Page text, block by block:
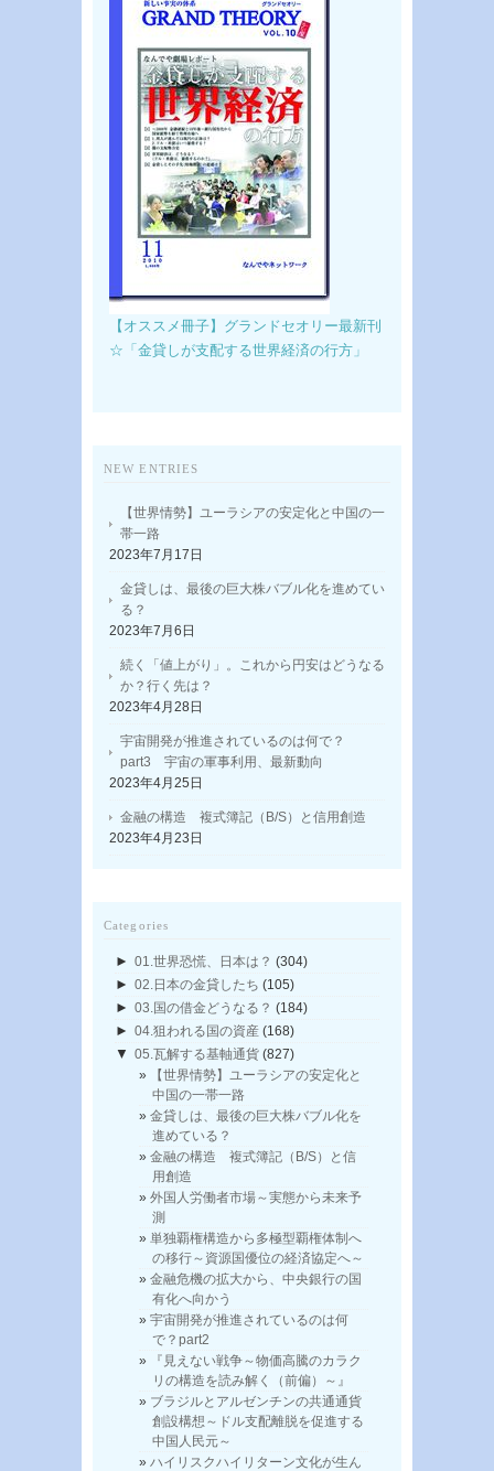
【オススメ冊子】グランドセオリー最新刊
☆「金貸しが支配する世界経済の行方」
NEW ENTRIES
【世界情勢】ユーラシアの安定化と中国の一
帯一路
2023年7月17日
金貸しは、最後の巨大株バブル化を進めてい
る？
2023年7月6日
続く「値上がり」。これから円安はどうなる
か？行く先は？
2023年4月28日
宇宙開発が推進されているのは何で？
part3 宇宙の軍事利用、最新動向
2023年4月25日
金融の構造 複式簿記（B/S）と信用創造
2023年4月23日
Categories
► 01.世界恐慌、日本は？ (304)
► 02.日本の金貸したち (105)
► 03.国の借金どうなる？ (184)
► 04.狙われる国の資産 (168)
▼ 05.瓦解する基軸通貨 (827)
【世界情勢】ユーラシアの安定化と
中国の一帯一路
金貸しは、最後の巨大株バブル化を
進めている？
金融の構造 複式簿記（B/S）と信
用創造
外国人労働者市場～実態から未来予
測
単独覇権構造から多極型覇権体制へ
の移行～資源国優位の経済協定へ～
金融危機の拡大から、中央銀行の国
有化へ向かう
宇宙開発が推進されているのは何
で？part2
『見えない戦争～物価高騰のカラク
リの構造を読み解く（前偏）～』
ブラジルとアルゼンチンの共通通貨
創設構想～ドル支配離脱を促進する
中国人民元～
ハイリスクハイリターン文化が生ん